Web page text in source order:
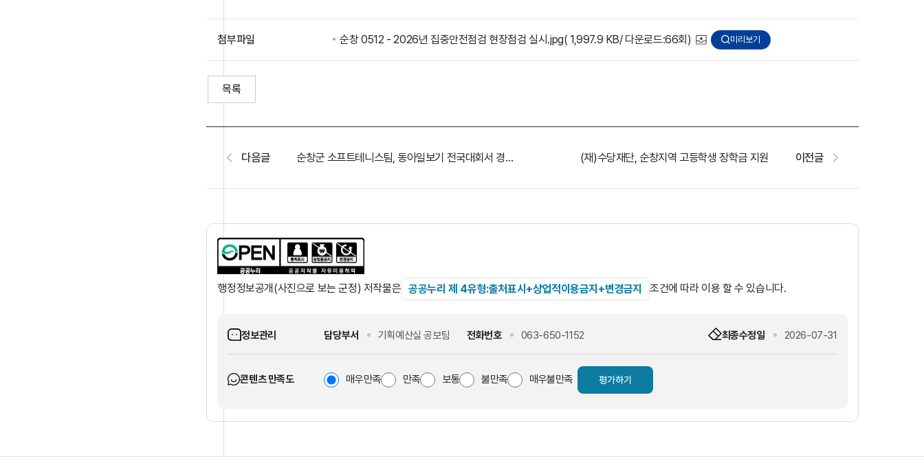
첨부파일 순창 0512 - 2026년 집중안전점검 현장점검 실시.jpg( 1,997.9 KB/ 다운로드:66회) 미리보기
목록
다음글 순창군 소프트테니스팀, 동아일보기 전국대회서 경쟁력 입증 (재)수당재단, 순창지역 고등학생 장학금 지원 이전글
행정정보공개(사진으로 보는 군정) 저작물은 공공누리 제 4유형:출처표시+상업적이용금지+변경금지 조건에 따라 이용 할 수 있습니다.
정보관리 담당부서 기획예산실 공보팀 전화번호 063-650-1152 최종수정일 2026-07-31
콘텐츠 만족도 매우만족 만족 보통 불만족 매우불만족 평가하기